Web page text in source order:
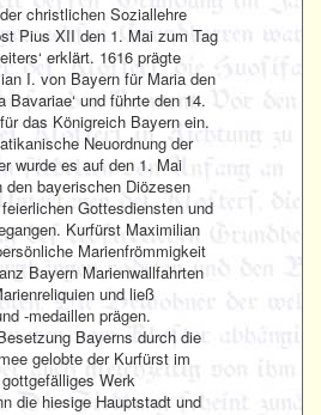
christlichen Soziallehre
Pius XII den 1. Mai zum Tag
erklärt. 1616 prägte
I. von Bayern für Maria den
Bavariae‘ und führte den 14.
das Königreich Bayern ein.
Neuordnung der
wurde es auf den 1. Mai
den bayerischen Diözesen
Gottesdiensten und
Kurfürst Maximilian
Marienfrömmigkeit
Bayern Marienwallfahrten
und ließ
-medaillen prägen.
Bayerns durch die
gelobte der Kurfürst im
Werk
die hiesige Hauptstadt und